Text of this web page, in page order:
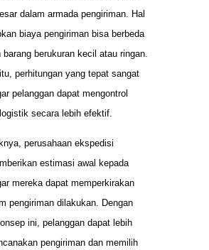
dalam armada pengiriman. Hal
biaya pengiriman bisa berbeda
barang berukuran kecil atau ringan.
perhitungan yang tepat sangat
pelanggan dapat mengontrol
secara lebih efektif.
perusahaan ekspedisi
estimasi awal kepada
mereka dapat memperkirakan
pengiriman dilakukan. Dengan
ini, pelanggan dapat lebih
pengiriman dan memilih